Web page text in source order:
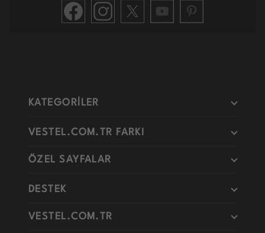
KATEGORİLER
VESTEL.COM.TR FARKI
ÖZEL SAYFALAR
DESTEK
VESTEL.COM.TR